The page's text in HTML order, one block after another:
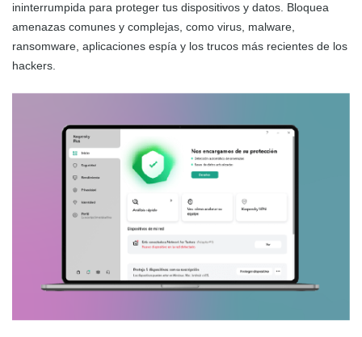
ininterrumpida para proteger tus dispositivos y datos. Bloquea
amenazas comunes y complejas, como virus, malware,
ransomware, aplicaciones espía y los trucos más recientes de los
hackers.